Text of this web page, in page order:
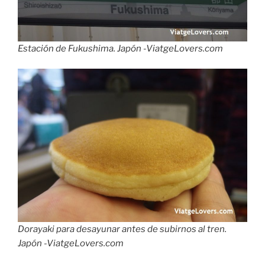
Estación de Fukushima. Japón -ViatgeLovers.com
Dorayaki para desayunar antes de subirnos al tren.
Japón -ViatgeLovers.com